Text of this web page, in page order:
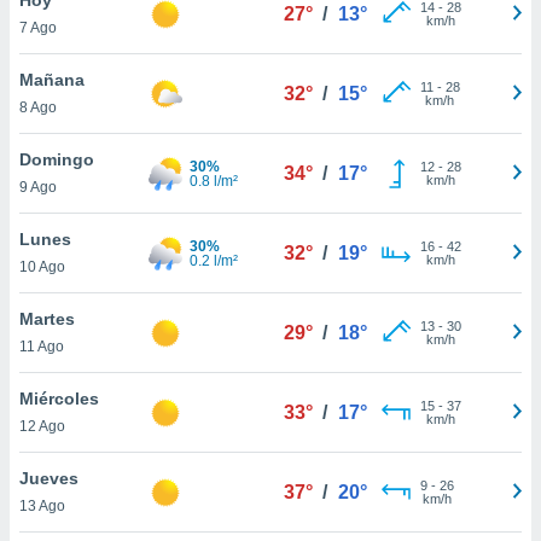
en
más
nuestra
de
cookies
aceptar
7 Ago
27° / 13° 14- 28
km/h
Mañana
8 Ago
32° / 15° 11 - 28
km/h
Domingo
9 Ago
30%
0.8 l/m²
34° / 17° 12- 28
km/h
Lunes
10 Ago
30%
0.2 l/m²
32° / 19° 16- 42
km/h
Martes
11 Ago
29° / 18° 13- 30
km/h
Miércoles
12 Ago
33° / 17° 15- 37
km/h
Jueves
13 Ago
37° / 20° 9- 26
km/h